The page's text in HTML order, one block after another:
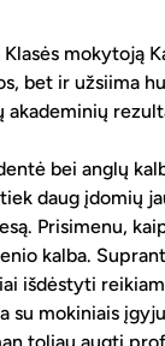
mokytoją
bet ir užsiima
bei anglų
daug įdomių
Prisimenu,
kalba.
išdėstyti
su mokiniais